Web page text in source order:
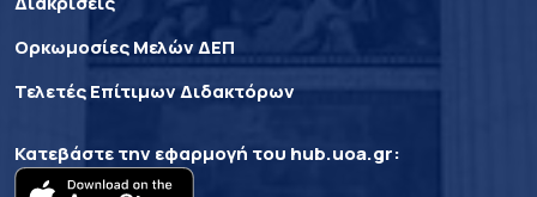
Ορκωμοσίες Μελών ΔΕΠ
Τελετές Επίτιμων Διδακτόρων
Κατεβάστε την εφαρμογή του hub.uoa.gr: